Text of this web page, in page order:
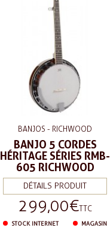
BANJOS - RICHWOOD
BANJO 5 CORDES
HÉRITAGE SÉRIES RMB-
605 RICHWOOD
DÉTAILS PRODUIT
Prix
299,00 €TTC
STOCK INTERNET MAGASIN